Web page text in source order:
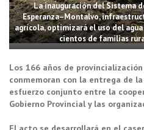
La inauguración del Sistema
Esperanza–Montalvo,
agrícola, optimizará el uso del
cientos de familias
Los 166 años de
conmemoran con la entrega de
esfuerzo conjunto entre la
Gobierno Provincial y las